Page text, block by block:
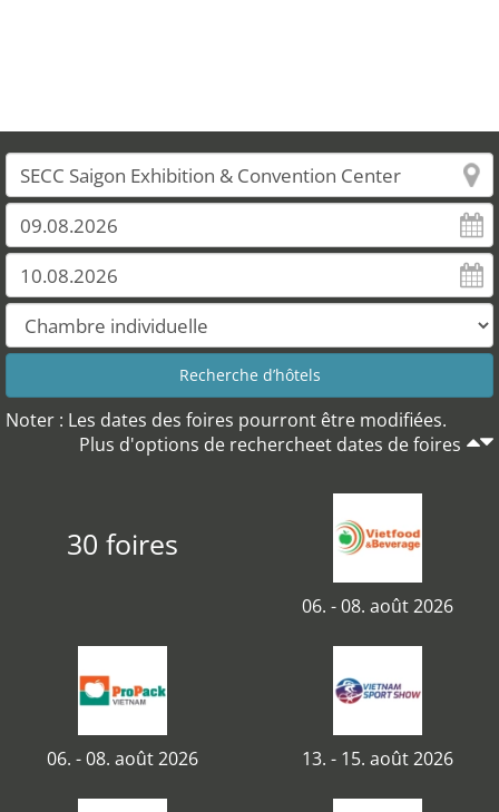
Noter : Les dates des foires pourront être modifiées.
Plus d'options de rechercheet dates de foires
30 foires
06. - 08. août 2026
06. - 08. août 2026 13. - 15. août 2026